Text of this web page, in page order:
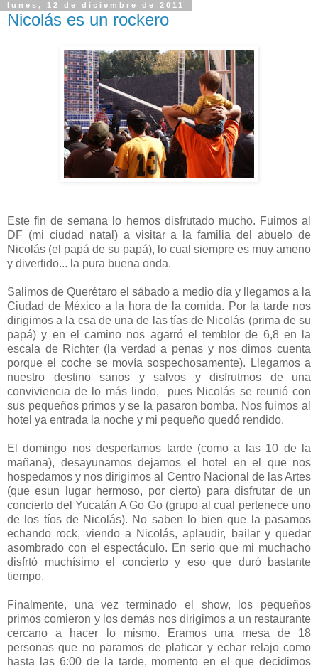
lunes, 12 de diciembre de 2011
Nicolás es un rockero
Este fin de semana lo hemos disfrutado mucho. Fuimos al
DF (mi ciudad natal) a visitar a la familia del abuelo de
Nicolás (el papá de su papá), lo cual siempre es muy ameno
y divertido... la pura buena onda.
Salimos de Querétaro el sábado a medio día y llegamos a la
Ciudad de México a la hora de la comida. Por la tarde nos
dirigimos a la csa de una de las tías de Nicolás (prima de su
papá) y en el camino nos agarró el temblor de 6,8 en la
escala de Richter (la verdad a penas y nos dimos cuenta
porque el coche se movía sospechosamente). Llegamos a
nuestro destino sanos y salvos y disfrutmos de una
conviviencia de lo más lindo, pues Nicolás se reunió con
sus pequeños primos y se la pasaron bomba. Nos fuimos al
hotel ya entrada la noche y mi pequeño quedó rendido.
El domingo nos despertamos tarde (como a las 10 de la
mañana), desayunamos dejamos el hotel en el que nos
hospedamos y nos dirigimos al Centro Nacional de las Artes
(que esun lugar hermoso, por cierto) para disfrutar de un
concierto del Yucatán A Go Go (grupo al cual pertenece uno
de los tíos de Nicolás). No saben lo bien que la pasamos
echando rock, viendo a Nicolás, aplaudir, bailar y quedar
asombrado con el espectáculo. En serio que mi muchacho
disfrtó muchísimo el concierto y eso que duró bastante
tiempo.
Finalmente, una vez terminado el show, los pequeños
primos comieron y los demás nos dirigimos a un restaurante
cercano a hacer lo mismo. Eramos una mesa de 18
personas que no paramos de platicar y echar relajo como
hasta las 6:00 de la tarde, momento en el que decidimos